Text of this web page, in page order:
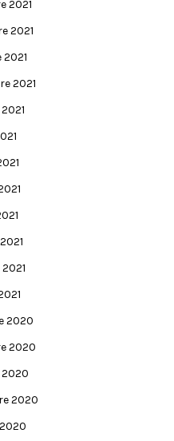
2021
2021
2021
2020
2020
2020